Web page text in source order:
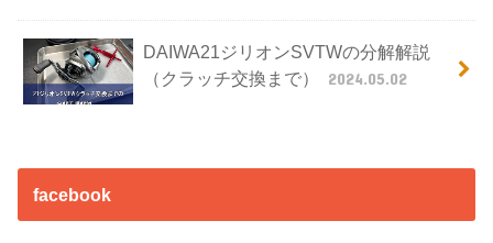
DAIWA21ジリオンSVTWの分解解説
（クラッチ交換まで）
2024.05.02
facebook